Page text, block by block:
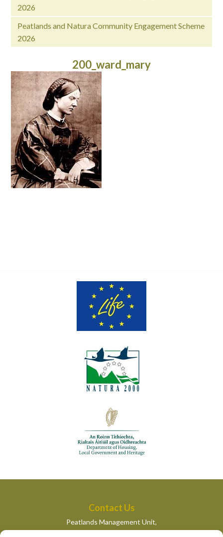
2026
Peatlands and Natura Community Engagement Scheme
2026
200_ward_mary
Contact Us
Peatlands Management Unit,
Department of Housing, Local Government and Heritage,